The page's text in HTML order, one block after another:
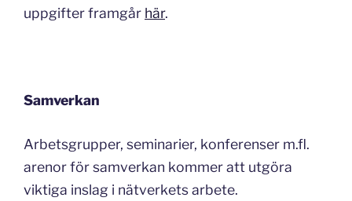
uppgifter framgår här.
Samverkan
Arbetsgrupper, seminarier, konferenser m.fl.
arenor för samverkan kommer att utgöra
viktiga inslag i nätverkets arbete.